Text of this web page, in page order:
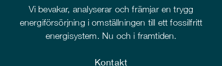
Vi bevakar, analyserar och främjar en trygg
energiförsörjning i omställningen till ett fossilfritt
energisystem. Nu och i framtiden.
Kontakt